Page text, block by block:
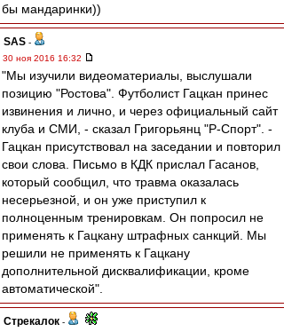
бы мандаринки))
SAS -
30 ноя 2016 16:32
"Мы изучили видеоматериалы, выслушали
позицию "Ростова". Футболист Гацкан принес
извинения и лично, и через официальный сайт
клуба и СМИ, - сказал Григорьянц "Р-Спорт". -
Гацкан присутствовал на заседании и повторил
свои слова. Письмо в КДК прислал Гасанов,
который сообщил, что травма оказалась
несерьезной, и он уже приступил к
полноценным тренировкам. Он попросил не
применять к Гацкану штрафных санкций. Мы
решили не применять к Гацкану
дополнительной дисквалификации, кроме
автоматической".
Стрекалок -